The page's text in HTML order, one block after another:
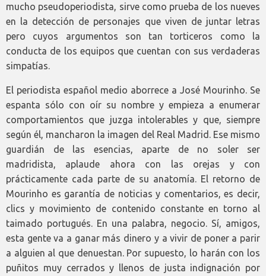
mucho pseudoperiodista, sirve como prueba de los nueves
en la detección de personajes que viven de juntar letras
pero cuyos argumentos son tan torticeros como la
conducta de los equipos que cuentan con sus verdaderas
simpatías.
El periodista español medio aborrece a José Mourinho. Se
espanta sólo con oír su nombre y empieza a enumerar
comportamientos que juzga intolerables y que, siempre
según él, mancharon la imagen del Real Madrid. Ese mismo
guardián de las esencias, aparte de no soler ser
madridista, aplaude ahora con las orejas y con
prácticamente cada parte de su anatomía. El retorno de
Mourinho es garantía de noticias y comentarios, es decir,
clics y movimiento de contenido constante en torno al
taimado portugués. En una palabra, negocio. Sí, amigos,
esta gente va a ganar más dinero y a vivir de poner a parir
a alguien al que denuestan. Por supuesto, lo harán con los
puñitos muy cerrados y llenos de justa indignación por